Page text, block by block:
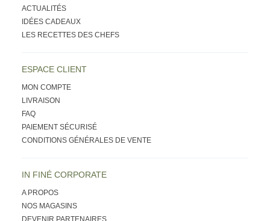
ACTUALITÉS
IDÉES CADEAUX
LES RECETTES DES CHEFS
ESPACE CLIENT
MON COMPTE
LIVRAISON
FAQ
PAIEMENT SÉCURISÉ
CONDITIONS GÉNÉRALES DE VENTE
IN FINÉ CORPORATE
A PROPOS
NOS MAGASINS
DEVENIR PARTENAIRES